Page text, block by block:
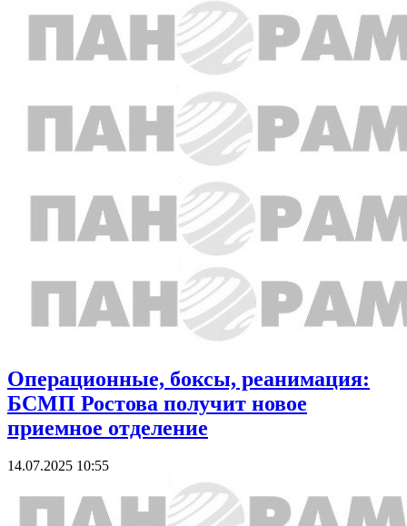
Операционные, боксы, реанимация:
БСМП Ростова получит новое
приемное отделение
14.07.2025 10:55